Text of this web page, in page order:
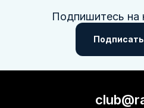
Подпишитесь на